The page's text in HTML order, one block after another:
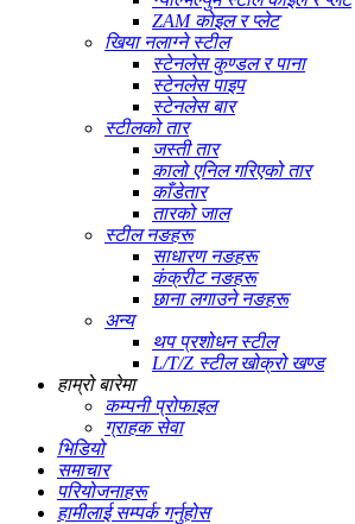
ZAM कोइल र प्लेट
खिया नलाग्ने स्टील
स्टेनलेस कुण्डल र पाना
स्टेनलेस पाइप
स्टेनलेस बार
स्टीलको तार
जस्ती तार
कालो एनिल गरिएको तार
काँडेतार
तारको जाल
स्टील नङहरू
साधारण नङहरू
कंक्रीट नङहरू
छाना लगाउने नङहरू
अन्य
थप प्रशोधन स्टील
L/T/Z स्टील खोक्रो खण्ड
हाम्रो बारेमा
कम्पनी प्रोफाइल
ग्राहक सेवा
भिडियो
समाचार
परियोजनाहरू
हामीलाई सम्पर्क गर्नुहोस